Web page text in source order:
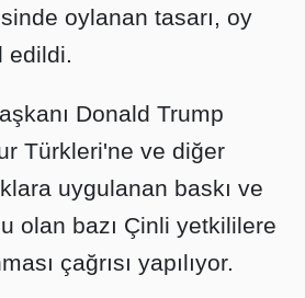
oylanan tasarı, oy
edildi.
Donald Trump
Türkleri'ne ve diğer
uygulanan baskı ve
olan bazı Çinli yetkililere
çağrısı yapılıyor.